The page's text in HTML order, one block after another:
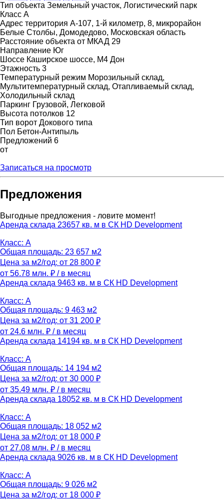
Тип объекта Земельный участок, Логистический парк
Класс A
Адрес территория А-107, 1-й километр, 8, микрорайон
Белые Столбы, Домодедово, Московская область
Расстояние объекта от МКАД 29
Направление Юг
Шоссе Каширское шоссе, М4 Дон
Этажность 3
Температурный режим Морозильный склад,
Мультитемпературный склад, Отапливаемый склад,
Холодильный склад
Паркинг Грузовой, Легковой
Высота потолков 12
Тип ворот Докового типа
Пол Бетон-Антипыль
Предложений 6
от
Записаться на просмотр
Предложения
Выгодные предложения - ловите момент!
Аренда склада 23657 кв. м в СК HD Development
Класс: A
Общая площадь: 23 657 м2
Цена за м2/год: от 28 800 ₽
от 56.78 млн. ₽ / в месяц
Аренда склада 9463 кв. м в СК HD Development
Класс: A
Общая площадь: 9 463 м2
Цена за м2/год: от 31 200 ₽
от 24.6 млн. ₽ / в месяц
Аренда склада 14194 кв. м в СК HD Development
Класс: A
Общая площадь: 14 194 м2
Цена за м2/год: от 30 000 ₽
от 35.49 млн. ₽ / в месяц
Аренда склада 18052 кв. м в СК HD Development
Класс: A
Общая площадь: 18 052 м2
Цена за м2/год: от 18 000 ₽
от 27.08 млн. ₽ / в месяц
Аренда склада 9026 кв. м в СК HD Development
Класс: A
Общая площадь: 9 026 м2
Цена за м2/год: от 18 000 ₽